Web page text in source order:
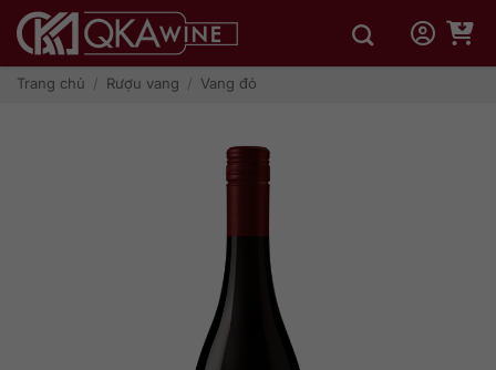
qua
dungTrang chủ / Rượu vang / Vang đỏ